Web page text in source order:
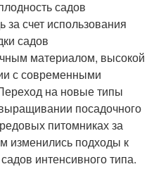
садов
за счет использования
садов
материалом, высокой
с современными
на новые типы
посадочного
питомниках за
изменились подходы к
интенсивного типа.